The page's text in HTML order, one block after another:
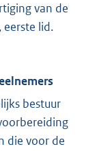
van de
lid.
bestuur
die voor de